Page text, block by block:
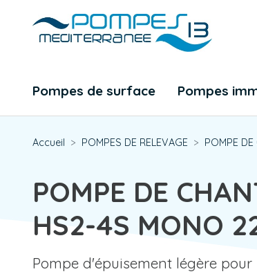
Pompes de surface Pompes
Accueil POMPES DE RELEVAGE POMPE
POMPE DE
HS2-4S MONO
Pompe d'épuisement légère